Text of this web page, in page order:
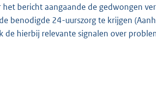
bericht aangaande de gedwongen
benodigde 24-uurszorg te krijgen
de hierbij relevante signalen over